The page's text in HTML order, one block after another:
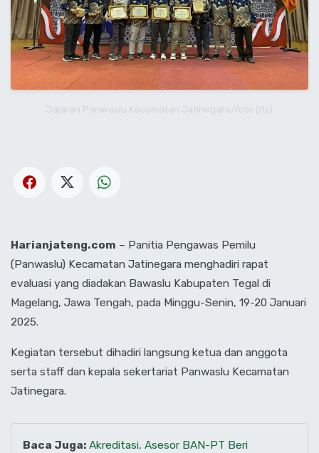
Jajaran Panwaslu Kecamatan Jatinegara/foto (its)
Harianjateng.com – Panitia Pengawas Pemilu
(Panwaslu) Kecamatan Jatinegara menghadiri rapat
evaluasi yang diadakan Bawaslu Kabupaten Tegal di
Magelang, Jawa Tengah, pada Minggu-Senin, 19-20 Januari
2025.
Kegiatan tersebut dihadiri langsung ketua dan anggota
serta staff dan kepala sekertariat Panwaslu Kecamatan
Jatinegara.
Baca Juga: Akreditasi, Asesor BAN-PT Beri